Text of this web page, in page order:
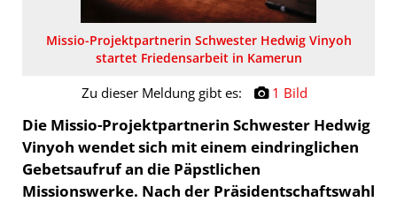
Missio-Projektpartnerin Schwester Hedwig Vinyoh
startet Friedensarbeit in Kamerun
Zu dieser Meldung gibt es: 1 Bild
Die Missio-Projektpartnerin Schwester Hedwig
Vinyoh wendet sich mit einem eindringlichen
Gebetsaufruf an die Päpstlichen
Missionswerke. Nach der Präsidentschaftswahl